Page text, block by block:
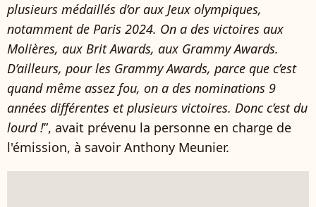
plusieurs médaillés d’or aux Jeux olympiques,
notamment de Paris 2024. On a des victoires aux
Molières, aux Brit Awards, aux Grammy Awards.
D’ailleurs, pour les Grammy Awards, parce que c’est
quand même assez fou, on a des nominations 9
années différentes et plusieurs victoires. Donc c’est du
lourd !”, avait prévenu la personne en charge de
l'émission, à savoir Anthony Meunier.